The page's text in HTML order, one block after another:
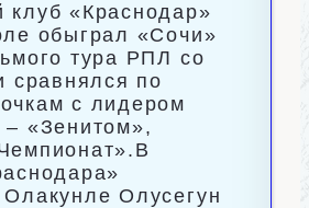
клуб «Краснодар»
обыграл «Сочи»
тура РПЛ со
сравнялся по
с лидером
– «Зенитом»,
Олусегун